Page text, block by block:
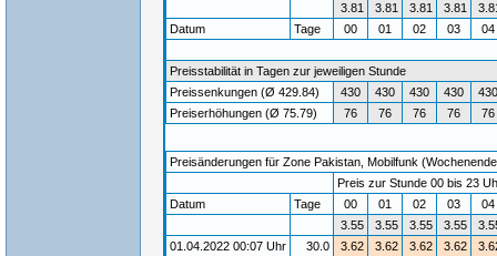
3.81
3.81 3.81 3.81
Datum
Tage 00 01 02 03 04
Preisstabilität in Tagen zur jeweiligen Stunde
Preissenkungen (Ø 429.84)
430 430 430 430
430
Preiserhöhungen (Ø 75.79)
76 76 76 76 76
Preisänderungen für Zone Pakistan, Mobilfunk
Preis zur Stunde 00 bis 23
Datum
Tage 00 01 02 03
3.55
3.55 3.55 3.55
01.04.2022 00:07 Uhr
30.0 3.62 3.62 3.62 3.62